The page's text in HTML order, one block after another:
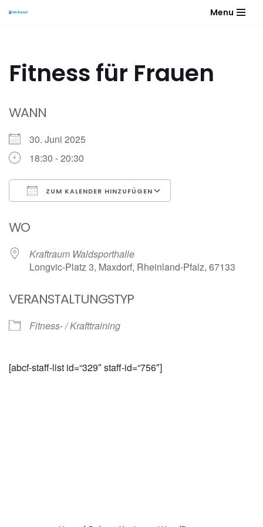
Menu
Fitness für Frauen
WANN
30. Juni 2025
18:30 - 20:30
ZUM KALENDER HINZUFÜGEN
WO
Kraftraum Waldsporthalle
Longvic-Platz 3, Maxdorf, Rheinland-Pfalz, 67133
VERANSTALTUNGSTYP
Fitness- / Krafttraining
[abcf-staff-list id=“329″ staff-id=“756″]